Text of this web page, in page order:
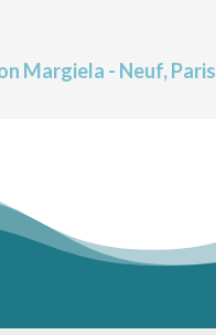
Margiela - Neuf, Paris